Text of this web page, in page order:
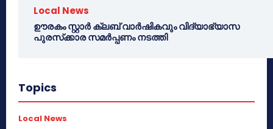
Local News
ഊരകം സ്റ്റാർ ക്ലബ് വാർഷികവും വിദ്യാഭ്യാസ
പുരസ്‌ക്കാര സമർപ്പണം നടത്തി
Topics
Local News